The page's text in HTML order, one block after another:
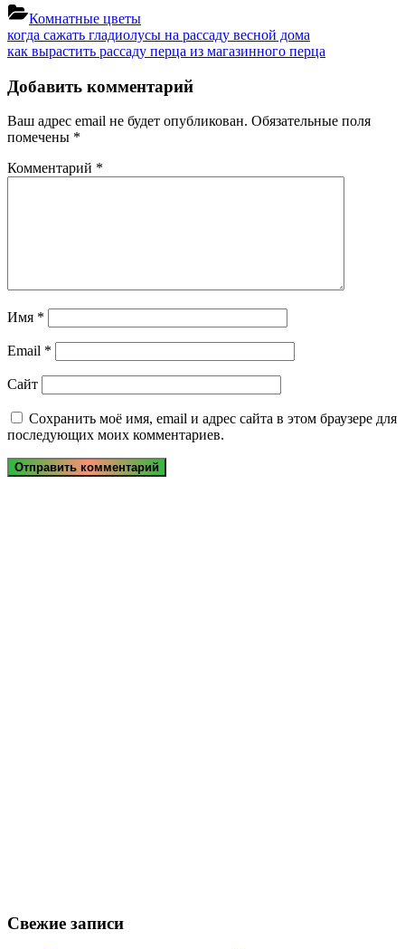
Комнатные цветы
Навигация
по
записям
Previous
Post:
когда сажать гладиолусы на рассаду весной дома
Next
как вырастить рассаду перца из магазинного перца
Добавить комментарий
Ваш адрес email не будет опубликован. Обязательные поля
помечены *
Комментарий *
Имя *
Email *
Сайт
Сохранить моё имя, email и адрес сайта в этом браузере для
последующих моих комментариев.
Свежие записи